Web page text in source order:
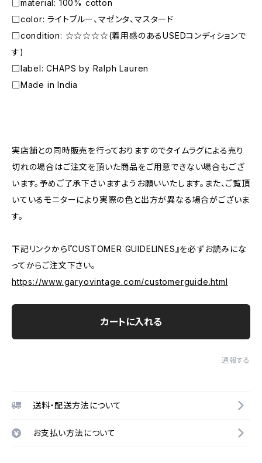
□material: 100% cotton
□color: ライトブルー、マゼンタ、マスタード
□condition: ☆☆☆☆☆(着用感のあるUSEDコンディションで
す)
□label: CHAPS by Ralph Lauren
□Made in India
実店舗との同時販売を行っておりますのでタイムラグによる売り
切れの場合はご注文を頂いた商品をご用意できない場合もござ
います。予めご了承下さいますようお願いいたします。また、ご覧頂
いているモニターにより実際の色と出方が異なる場合がございま
す。
下記リンクから『CUSTOMER GUIDELINES』を必ずお読みにな
ってからご注文下さい。
https://www.garyovintage.com/customerguide.html
カートに入れる
通報する
送料・配送方法について
お支払い方法について